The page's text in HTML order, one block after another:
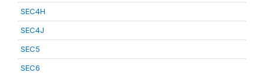
SEC4H
SEC4J
SEC5
SEC6